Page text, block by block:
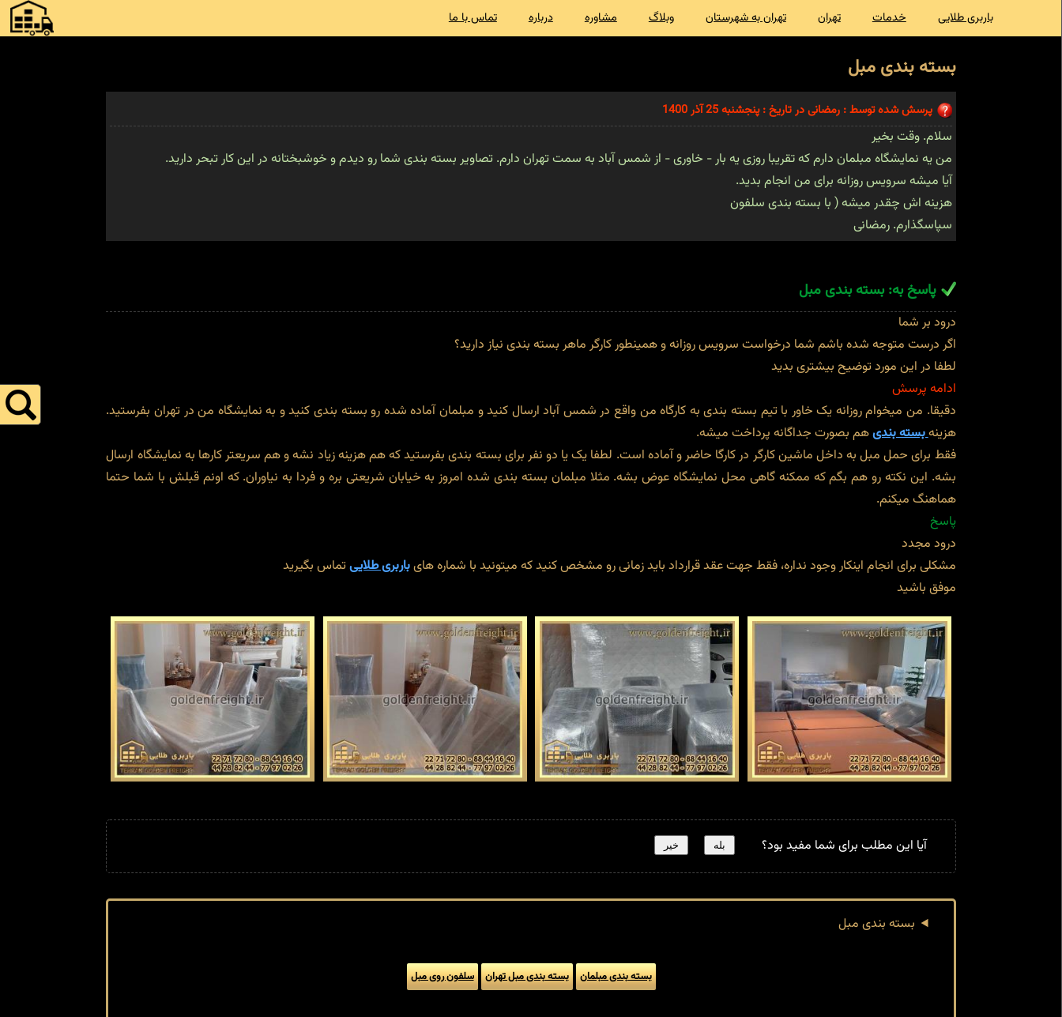
باربری طلایی خدمات تهران تهران به شهرستان وبلاگ مشاوره درباره تماس با ما
بسته بندی مبل
پرسش شده توسط : رمضانی در تاریخ : پنجشنبه 25 آذر 1400
سلام. وقت بخیر
من یه نمایشگاه مبلمان دارم که تقریبا روزی یه بار - خاوری - از شمس آباد به سمت تهران دارم. تصاویر بسته بندی شما رو دیدم و خوشبختانه در این کار تبحر دارید.
آیا میشه سرویس روزانه برای من انجام بدید.
هزینه اش چقدر میشه ( با بسته بندی سلفون
سپاسگذارم. رمضانی
پاسخ به: بسته بندی مبل
درود بر شما
اگر درست متوجه شده باشم شما درخواست سرویس روزانه و همینطور کارگر ماهر بسته بندی نیاز دارید؟
لطفا در این مورد توضیح بیشتری بدید
ادامه پرسش
دقیقا. من میخوام روزانه یک خاور با تیم بسته بندی به کارگاه من واقع در شمس آباد ارسال کنید و مبلمان آماده شده رو بسته بندی کنید و به نمایشگاه من در تهران بفرستید.
هزینهبسته بندیهم بصورت جداگانه پرداخت میشه.
فقط برای حمل مبل به داخل ماشین کارگر در کارگا حاضر و آماده است. لطفا یک یا دو نفر برای بسته بندی بفرستید که هم هزینه زیاد نشه و هم سریعتر کارها به نمایشگاه ارسال
بشه. این نکته رو هم بگم که ممکنه گاهی محل نمایشگاه عوض بشه. مثلا مبلمان بسته بندی شده امروز به خیابان شریعتی بره و فردا به نیاوران. که اونم قبلش با شما حتما
هماهنگ میکنم.
پاسخ
درود مجدد
مشکلی برای انجام اینکار وجود نداره، فقط جهت عقد قرارداد باید زمانی رو مشخص کنید که میتونید با شماره هایباربری طلاییتماس بگیرید
موفق باشید
آیا این مطلب برای شما مفید بود؟ بله خیر
بسته بندی مبل
بسته بندی مبلمان بسته بندی مبل تهران سلفون روی مبل